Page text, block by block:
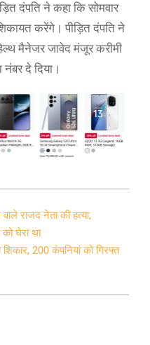
दंपति ने कहा कि सोमवार
करेंगे। पीड़ित दंपति ने
मैनेजर जावेद मंजूर करीमी
दे दिया।
राजद नेता की हत्या,
घेरा था
200 कंपनियां को गिरफ्त